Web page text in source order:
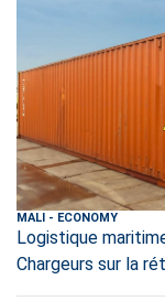
MALI - ECONOMY
Logistique
Chargeurs sur la